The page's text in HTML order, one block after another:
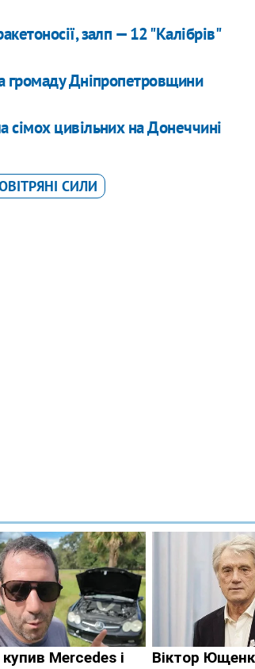
залп — 12 "Калібрів"
громаду Дніпропетровщини
сімох цивільних на Донеччині
СИЛИ